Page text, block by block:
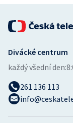
Divácké centrum
každý všední den:
261 136 113